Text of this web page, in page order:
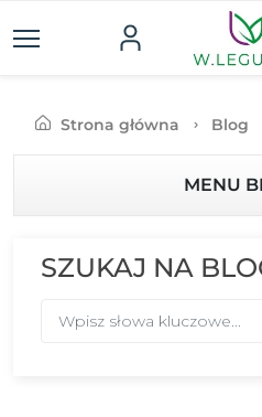
Strona główna Blog
MENU
SZUKAJ NA